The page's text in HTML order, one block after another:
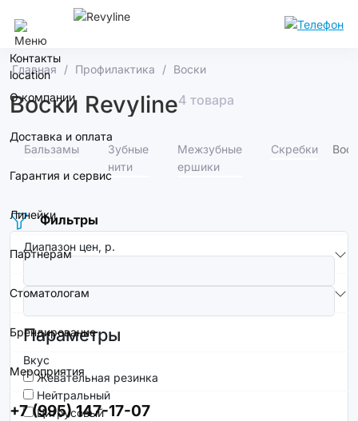
Воронеж
Контакты
О компании
Доставка и оплата
Гарантия и сервис
Линейки
Партнерам
Стоматологам
Брендирование
Мероприятия
+7 (995) 147-17-07
Главная Профилактика Воски
Воски Revyline4 товара
Бальзамы
Зубные
нити
Межзубные
ершики
Скребки
Фильтры
Диапазон цен, р.
Параметры
Вкус
Жевательная резинка
Нейтральный
Цитрусовый